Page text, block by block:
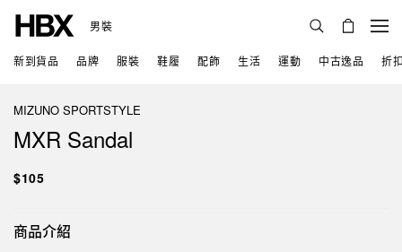
男裝
新到貨品 品牌 服裝 鞋履 配飾 生活 運動 中古逸品 折
MIZUNO SPORTSTYLE
MXR Sandal
$105
商品介紹